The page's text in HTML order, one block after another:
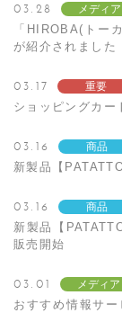
03.28 メディア
「HIROBA(トー
が紹介されました
03.17 重要
ショッピングカー
03.16 商品
新製品【
03.16 商品
新製品【
販売開始
03.01 メディア
おすすめ情報サ